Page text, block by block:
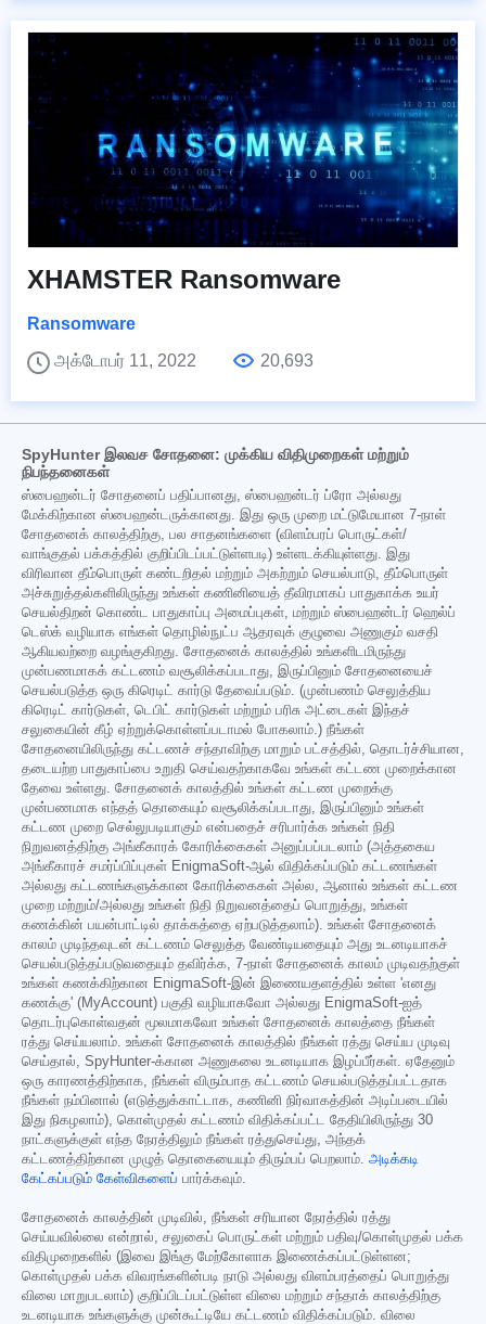
XHAMSTER Ransomware
Ransomware
அக்டோபர் 11, 2022
20,693
SpyHunter இலவச சோதனை: முக்கிய விதிமுறைகள் மற்றும்
நிபந்தனைகள்
ஸ்பைஹன்டர் சோதனைப் பதிப்பானது, ஸ்பைஹன்டர் ப்ரோ அல்லது
மேக்கிற்கான ஸ்பைஹன்டருக்கானது. இது ஒரு முறை மட்டுமேயான 7-நாள்
சோதனைக் காலத்திற்கு, பல சாதனங்களை (விளம்பரப் பொருட்கள்/
வாங்குதல் பக்கத்தில் குறிப்பிடப்பட்டுள்ளபடி) உள்ளடக்கியுள்ளது. இது
விரிவான தீம்பொருள் கண்டறிதல் மற்றும் அகற்றும் செயல்பாடு, தீம்பொருள்
அச்சுறுத்தல்களிலிருந்து உங்கள் கணினியைத் தீவிரமாகப் பாதுகாக்க உயர்
செயல்திறன் கொண்ட பாதுகாப்பு அமைப்புகள், மற்றும் ஸ்பைஹன்டர் ஹெல்ப்
டெஸ்க் வழியாக எங்கள் தொழில்நுட்ப ஆதரவுக் குழுவை அணுகும் வசதி
ஆகியவற்றை வழங்குகிறது. சோதனைக் காலத்தில் உங்களிடமிருந்து
முன்பணமாகக் கட்டணம் வசூலிக்கப்படாது, இருப்பினும் சோதனையைச்
செயல்படுத்த ஒரு கிரெடிட் கார்டு தேவைப்படும். (முன்பணம் செலுத்திய
கிரெடிட் கார்டுகள், டெபிட் கார்டுகள் மற்றும் பரிசு அட்டைகள் இந்தச்
சலுகையின் கீழ் ஏற்றுக்கொள்ளப்படாமல் போகலாம்.) நீங்கள்
சோதனையிலிருந்து கட்டணச் சந்தாவிற்கு மாறும் பட்சத்தில், தொடர்ச்சியான,
தடையற்ற பாதுகாப்பை உறுதி செய்வதற்காகவே உங்கள் கட்டண முறைக்கான
தேவை உள்ளது. சோதனைக் காலத்தில் உங்கள் கட்டண முறைக்கு
முன்பணமாக எந்தத் தொகையும் வசூலிக்கப்படாது, இருப்பினும் உங்கள்
கட்டண முறை செல்லுபடியாகும் என்பதைச் சரிபார்க்க உங்கள் நிதி
நிறுவனத்திற்கு அங்கீகாரக் கோரிக்கைகள் அனுப்பப்படலாம் (அத்தகைய
அங்கீகாரச் சமர்ப்பிப்புகள் EnigmaSoft-ஆல் விதிக்கப்படும் கட்டணங்கள்
அல்லது கட்டணங்களுக்கான கோரிக்கைகள் அல்ல, ஆனால் உங்கள் கட்டண
முறை மற்றும்/அல்லது உங்கள் நிதி நிறுவனத்தைப் பொறுத்து, உங்கள்
கணக்கின் பயன்பாட்டில் தாக்கத்தை ஏற்படுத்தலாம்). உங்கள் சோதனைக்
காலம் முடிந்தவுடன் கட்டணம் செலுத்த வேண்டியதையும் அது உடனடியாகச்
செயல்படுத்தப்படுவதையும் தவிர்க்க, 7-நாள் சோதனைக் காலம் முடிவதற்குள்
உங்கள் கணக்கிற்கான EnigmaSoft-இன் இணையதளத்தில் உள்ள 'எனது
கணக்கு' (MyAccount) பகுதி வழியாகவோ அல்லது EnigmaSoft-ஐத்
தொடர்புகொள்வதன் மூலமாகவோ உங்கள் சோதனைக் காலத்தை நீங்கள்
ரத்து செய்யலாம். உங்கள் சோதனைக் காலத்தில் நீங்கள் ரத்து செய்ய முடிவு
செய்தால், SpyHunter-க்கான அணுகலை உடனடியாக இழப்பீர்கள். ஏதேனும்
ஒரு காரணத்திற்காக, நீங்கள் விரும்பாத கட்டணம் செயல்படுத்தப்பட்டதாக
நீங்கள் நம்பினால் (எடுத்துக்காட்டாக, கணினி நிர்வாகத்தின் அடிப்படையில்
இது நிகழலாம்), கொள்முதல் கட்டணம் விதிக்கப்பட்ட தேதியிலிருந்து 30
நாட்களுக்குள் எந்த நேரத்திலும் நீங்கள் ரத்துசெய்து, அந்தக்
கட்டணத்திற்கான முழுத் தொகையையும் திரும்பப் பெறலாம். அடிக்கடி
கேட்கப்படும் கேள்விகளைப் பார்க்கவும்.
சோதனைக் காலத்தின் முடிவில், நீங்கள் சரியான நேரத்தில் ரத்து
செய்யவில்லை என்றால், சலுகைப் பொருட்கள் மற்றும் பதிவு/கொள்முதல் பக்க
விதிமுறைகளில் (இவை இங்கு மேற்கோளாக இணைக்கப்பட்டுள்ளன;
கொள்முதல் பக்க விவரங்களின்படி நாடு அல்லது விளம்பரத்தைப் பொறுத்து
விலை மாறுபடலாம்) குறிப்பிடப்பட்டுள்ள விலை மற்றும் சந்தாக் காலத்திற்கு
உடனடியாக உங்களுக்கு முன்கூட்டியே கட்டணம் விதிக்கப்படும். விலை